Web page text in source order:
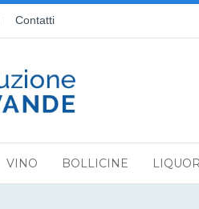
Contatti
VINO BOLLICINE